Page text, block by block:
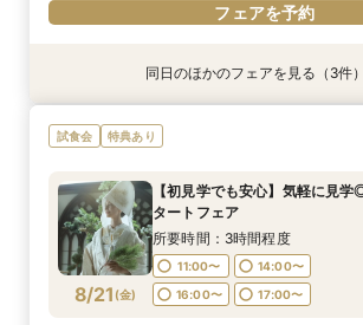
フェアを予約
特典あり
8/18(火)
【初見学でも安心】気軽に見学
タートフェア
11:00〜
16:00〜
17:00〜
フェアを予約
特典あり
8/18(火)
【組数限定】ご来館でAmazon
ト！さらに、ご成約で挙式料
定の特典付リニューアル記念
所要時間：3時間程度
16:00〜
17:00〜
フェアを予約
特典あり
8/18(火)
【少人数*おもてなし重視の方*
誓う挙式×実際のご婚礼料理ハ
所要時間：3時間程度
16:00〜
17:00〜
フェアを予約
同日のほかのフェアを見る（3件）
試食会 特典あり
8/21 (金)
【初見学でも安心】気軽に見
タートフェア
所要時間：3時間程度
11:00〜
14:00〜
16:00〜
17:00〜